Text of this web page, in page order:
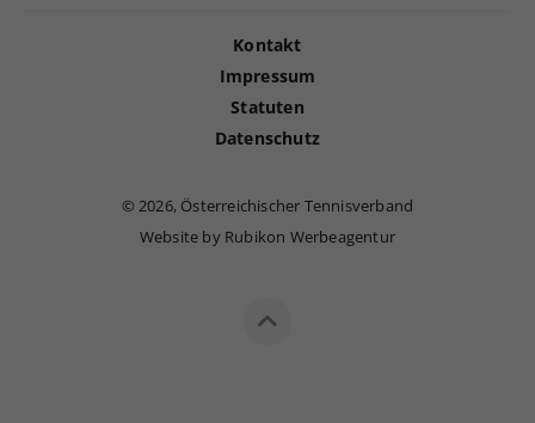
Kontakt
Impressum
Statuten
Datenschutz
©2026, Österreichischer Tennisverband
Website by Rubikon Werbeagentur